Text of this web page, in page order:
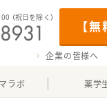
【
00 （祝日を除く）
企業の皆様へ
ラボ 薬学